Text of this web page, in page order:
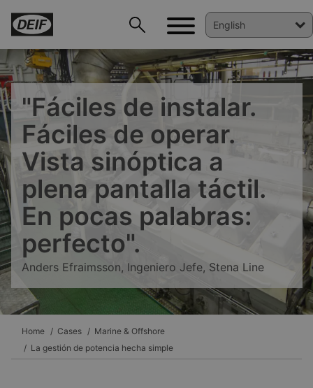
"Fáciles de instalar.
Fáciles de operar.
Vista sinóptica a
plena pantalla táctil.
En pocas palabras:
perfecto".
Anders Efraimsson, Ingeniero Jefe, Stena Line
Home Cases
Marine & Offshore
La gestión de potencia hecha simple
DEIF PowerAI